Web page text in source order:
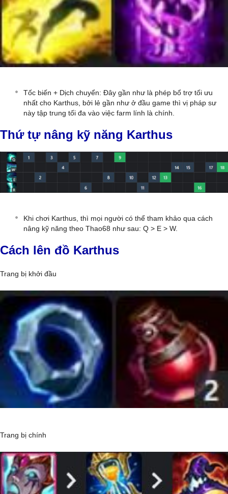
Tốc biến + Dịch chuyển: Đây gần như là phép bổ trợ tối ưu
nhất cho Karthus, bởi lẻ gần như ở đầu game thì vị pháp sư
này tập trung tối đa vào việc farm lính là chính.
Thứ tự nâng kỹ năng Karthus
Khi chơi Karthus, thì mọi người có thể tham khảo qua cách
nâng kỹ năng theo Thao68 như sau: Q > E > W.
Cách lên đồ Karthus
Trang bị khởi đầu
Trang bị chính